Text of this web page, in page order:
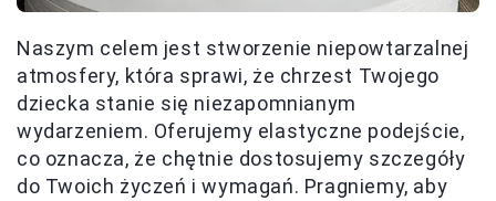
Naszym celem jest stworzenie niepowtarzalnej
atmosfery, która sprawi, że chrzest Twojego
dziecka stanie się niezapomnianym
wydarzeniem. Oferujemy elastyczne podejście,
co oznacza, że chętnie dostosujemy szczegóły
do Twoich życzeń i wymagań. Pragniemy, aby